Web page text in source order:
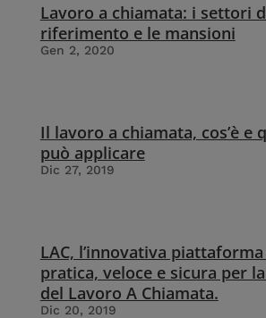
Lavoro a chiamata: i settori
riferimento e le mansioni
Gen 2, 2020
Il lavoro a chiamata, cos’è e
può applicare
Dic 27, 2019
LAC, l’innovativa
pratica, veloce e sicura per
del Lavoro A Chiamata.
Dic 20, 2019